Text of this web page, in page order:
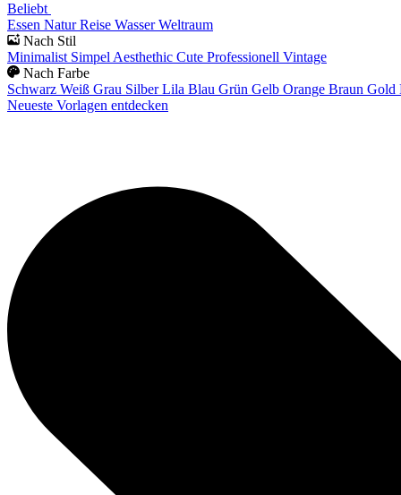
Beliebt
Essen Natur Reise Wasser Weltraum
Nach Stil
Minimalist Simpel Aesthethic Cute Professionell Vintage
Nach Farbe
Schwarz Weiß Grau Silber Lila Blau Grün Gelb Orange Braun Gold
Neueste Vorlagen entdecken